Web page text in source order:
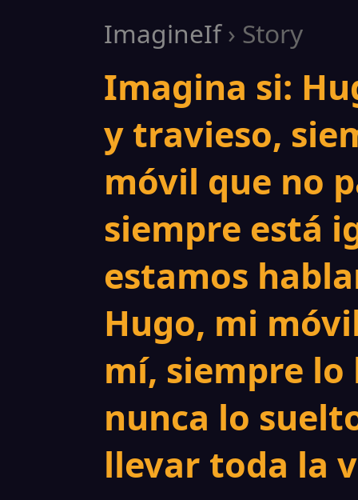
ImagineIf› Story
Imagina si:
y travieso,
móvil que no
siempre está
estamos
Hugo, mi
mí, siempre
nunca lo
llevar toda la